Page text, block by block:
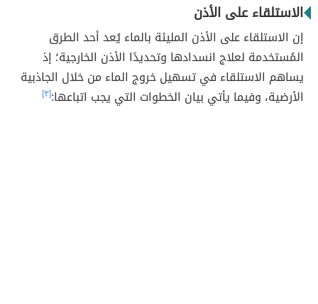
الاستلقاء على الأذن
إن الاستلقاء على الأذن المليئة بالماء يُعد أحد الطرق
المُستخدمة لعلاج انسدادها وتحديدًا الأذن الخارجية؛ إذ
يساهم الاستلقاء في تسهيل خروج الماء من خلال الجاذبية
الأرضية، وفيما يأتي بيان الخطوات التي يجب اتباعها:[٣]